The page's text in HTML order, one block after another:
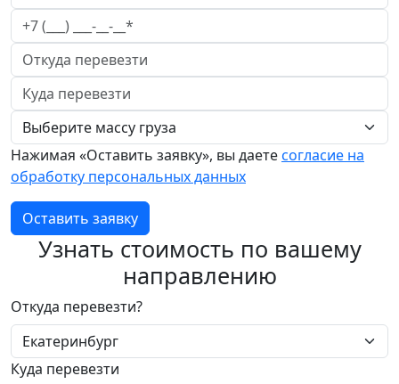
Нажимая «Оставить заявку», вы даетесогласие на
обработку персональных данных
Оставить заявку
Узнать стоимость по вашему
направлению
Откуда перевезти?
Куда перевезти